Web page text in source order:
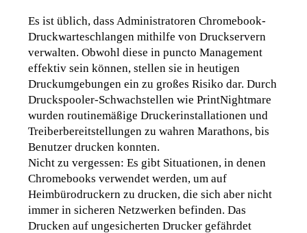
Es ist üblich, dass Administratoren Chromebook-
Druckwarteschlangen mithilfe von Druckservern
verwalten. Obwohl diese in puncto Management
effektiv sein können, stellen sie in heutigen
Druckumgebungen ein zu großes Risiko dar. Durch
Druckspooler-Schwachstellen wie PrintNightmare
wurden routinemäßige Druckerinstallationen und
Treiberbereitstellungen zu wahren Marathons, bis
Benutzer drucken konnten.
Nicht zu vergessen: Es gibt Situationen, in denen
Chromebooks verwendet werden, um auf
Heimbürodruckern zu drucken, die sich aber nicht
immer in sicheren Netzwerken befinden. Das
Drucken auf ungesicherten Drucker gefährdet